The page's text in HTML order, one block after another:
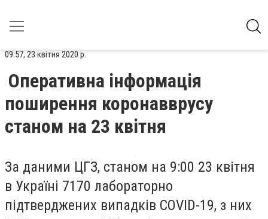
09:57, 23 квітня 2020 р.
Оперативна інформація
поширення коронавврусу
станом на 23 квітня
За даними ЦГЗ, станом на 9:00 23 квітня
в Україні 7170 лабораторно
підтверджених випадків COVID-19, з них